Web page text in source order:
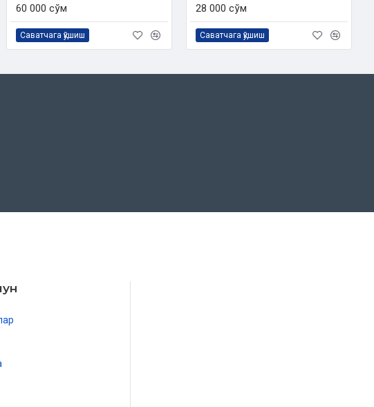
60 000 сўм
Саватчага қўшиш
28 000 сўм
Саватчага қўшиш